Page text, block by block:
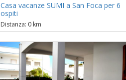
Casa vacanze SUMI a San Foca per 6
ospiti
Distanza: 0 km